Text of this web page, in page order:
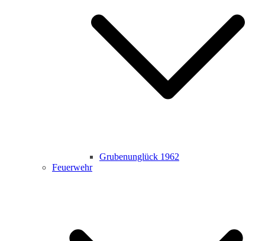
Grubenunglück 1962
Feuerwehr